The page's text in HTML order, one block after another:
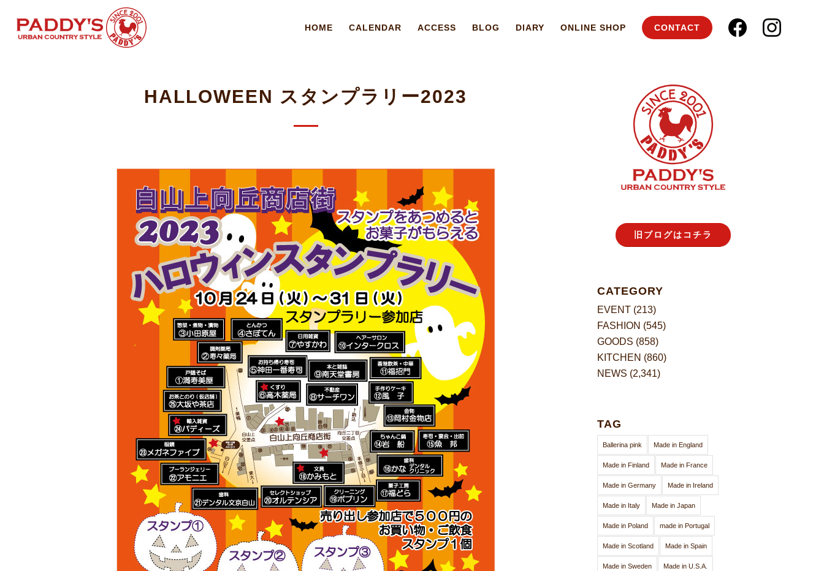
HOME CALENDAR ACCESS BLOG DIARY ONLINE SHOP CONTACT
HALLOWEEN スタンプラリー2023
旧ブログはコチラ
CATEGORY
EVENT (213)
FASHION (545)
GOODS (858)
KITCHEN (860)
NEWS (2,341)
TAG
Ballerina pink Made in England
Made in Finland Made in France
Made in Germany Made in Ireland
Made in Italy Made in Japan
Made in Poland made in Portugal
Made in Scotland Made in Spain
Made in Sweden Made in U.S.A.